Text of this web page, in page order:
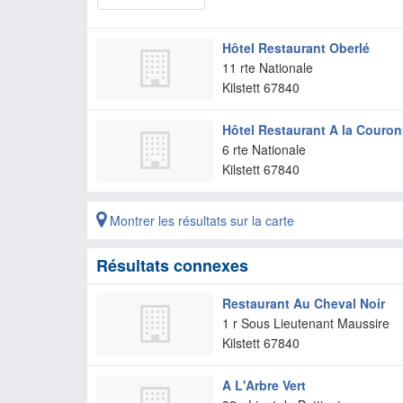
Hôtel Restaurant Oberlé
11 rte Nationale
Kilstett 67840
Hôtel Restaurant A la
6 rte Nationale
Kilstett 67840
Montrer les résultats sur la carte
Résultats connexes
Restaurant Au Cheval Noir
1 r Sous Lieutenant Maussire
Kilstett 67840
A L'Arbre Vert